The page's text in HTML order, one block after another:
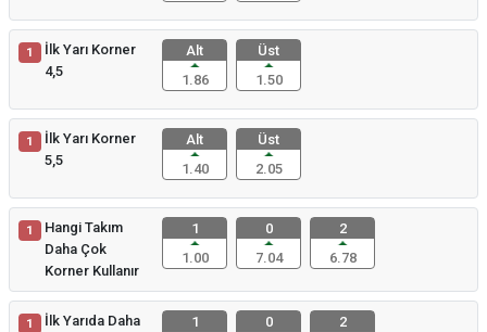
1
İlk Yarı Korner
4,5
Alt
1.86
Üst
1.50
1
İlk Yarı Korner
5,5
Alt
1.40
Üst
2.05
1
Hangi Takım
Daha Çok
Korner Kullanır
1
1.00
0
7.04
2
6.78
1
İlk Yarıda Daha
1
0
2